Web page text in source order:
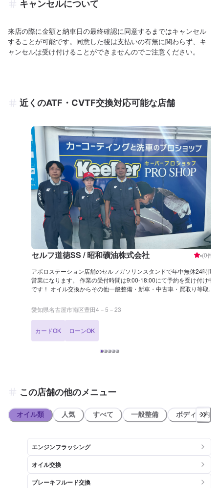
キャンセルについて
来店の際に金額と納車日の最終確認に同意するまではキャンセル
することが可能です。同意した後は支払いの有無に関わらず、キ
ャンセルは受け付けることができませんのでご注意ください。
近くのATF・CVTF交換対応可能な店舗
セルフ道徳SS / 昭和礦油株式会社 -(0件)
アポロステーション店舗のセルフガソリンスタンドで年中無休24時間
営業になります。 作業の受付時間は9:00-18:00にて予約を受け付け中
です！ オイル交換からその他一般整備・新車・中古車・買取り等取扱
談下さい！
愛知県名古屋市南区豊田4－5－23
カードOK ローンOK
この店舗の他のメニュー
オイル類 人気 すべて 一般整備 ボディ・内装
エンジンフラッシング
オイル交換
ブレーキフルード交換